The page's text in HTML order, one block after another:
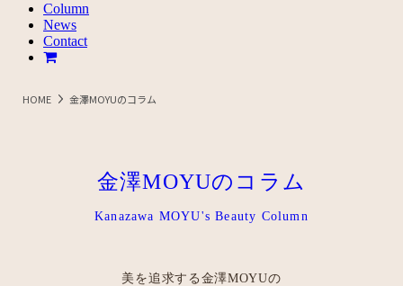
Column
News
Contact
HOME 金澤MOYUのコラム
金澤MOYUのコラム
Kanazawa MOYU's Beauty Column
美を追求する金澤MOYUの